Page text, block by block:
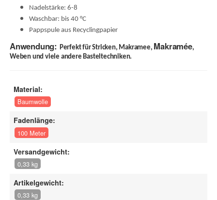
Nadelstärke: 6-8
Waschbar: bis 40 °C
Pappspule aus Recyclingpapier
Anwendung: Perfekt für Stricken, Makramee, Makramée,
Weben und viele andere Basteltechniken.
Material:
Baumwolle
Fadenlänge:
100 Meter
Versandgewicht:
0,33 kg
Artikelgewicht:
0,33 kg